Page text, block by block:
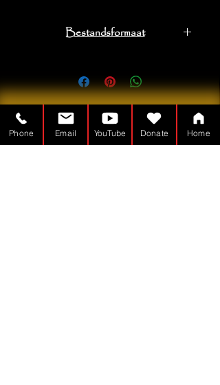
Bestandsformaat
Phone Email YouTube Donate Home